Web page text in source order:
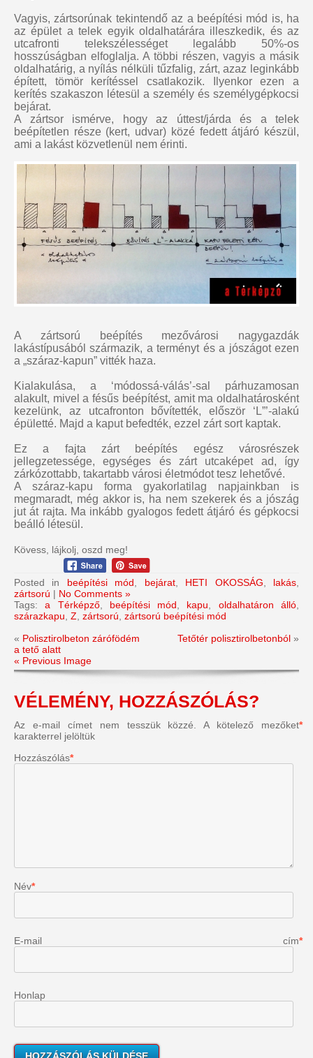
Vagyis, zártsorúnak tekintendő az a beépítési mód is, ha
az épület a telek egyik oldalhatárára illeszkedik, és az
utcafronti telekszélességet legalább 50%-os
hosszúságban elfoglalja. A többi részen, vagyis a másik
oldalhatárig, a nyílás nélküli tűzfalig, zárt, azaz leginkább
épített, tömör kerítéssel csatlakozik. Ilyenkor ezen a
kerítés szakaszon létesül a személy és személygépkocsi
bejárat.
A zártsor ismérve, hogy az úttest/járda és a telek
beépítetlen része (kert, udvar) közé fedett átjáró készül,
ami a lakást közvetlenül nem érinti.
A zártsorú beépítés mezővárosi nagygazdák
lakástípusából származik, a terményt és a jószágot ezen
a „száraz-kapun” vitték haza.
Kialakulása, a ‘módossá-válás’-sal párhuzamosan
alakult, mivel a fésűs beépítést, amit ma oldalhatárosként
kezelünk, az utcafronton bővítették, először ‘L”’-alakú
épületté. Majd a kaput befedték, ezzel zárt sort kaptak.
Ez a fajta zárt beépítés egész városrészek
jellegzetessége, egységes és zárt utcaképet ad, így
zárkózottabb, takartabb városi életmódot tesz lehetővé.
A száraz-kapu forma gyakorlatilag napjainkban is
megmaradt, még akkor is, ha nem szekerek és a jószág
jut át rajta. Ma inkább gyalogos fedett átjáró és gépkocsi
beálló létesül.
Kövess, lájkolj, oszd meg!
Posted in beépítési mód bejárat, HETI OKOSSÁG lakás
zártsorú | No Comments »
Tags:a Térképző, beépítési mód kapu oldalhatáron álló
szárazkapu Z zártsorú zártsorú beépítési mód
« Polisztirolbeton zárófödém
a tető alatt
Tetőtér polisztirolbetonból »
« Previous Image
VÉLEMÉNY, HOZZÁSZÓLÁS?
Az e-mail címet nem tesszük közzé. A kötelező mezőket*
karakterrel jelöltük
Hozzászólás*
Név*
E-mail cím*
Honlap